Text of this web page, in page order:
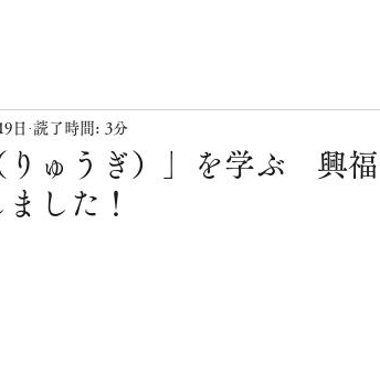
りゅうぎ）」を学ぶ 興
した！
日 読了時間: 3分